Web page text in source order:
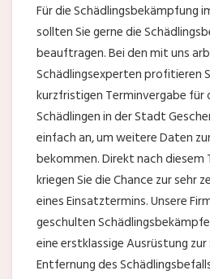
Für die Schädlingsbekämpfung
sollten Sie gerne die
beauftragen. Bei den mit uns
Schädlingsexperten profitieren
kurzfristigen Terminvergabe für
Schädlingen in der Stadt
einfach an, um weitere Daten
bekommen. Direkt nach
kriegen Sie die Chance zur sehr
eines Einsatztermins. Unsere
geschulten
eine erstklassige Ausrüstung
Entfernung des